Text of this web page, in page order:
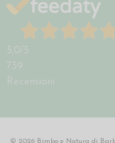
5,0 /5
739
Recensioni
© 2026 Bimbo e Natura di